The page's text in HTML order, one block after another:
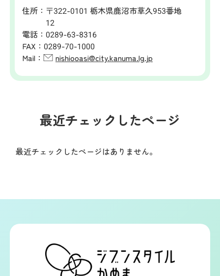
住所： 〒322-0101 栃木県鹿沼市草久953番地
12
電話： 0289-63-8316
FAX： 0289-70-1000
Mail：
nishiooasi@city.kanuma.lg.jp
最近チェックしたページ
最近チェックしたページはありません。